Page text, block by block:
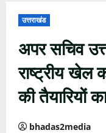
उत्तराखंड
अपर सचिव
राष्ट्रीय खेल
की तैयारियों
bhadas2media